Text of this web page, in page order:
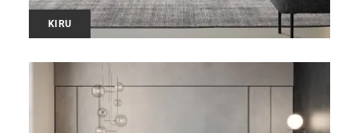
KIRU